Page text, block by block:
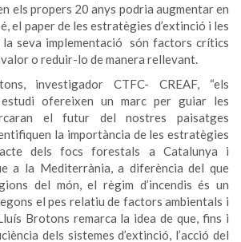
els propers 20 anys podria augmentar en
el paper de les estratègies d’extinció i les
la seva implementació són factors crítics
o reduir-lo de manera rellevant.
investigador CTFC- CREAF, “els
estudi ofereixen un marc per guiar les
el futur del nostres paisatges
la importància de les estratègies
dels focs forestals a Catalunya i
a la Mediterrània, a diferència del que
del món, el règim d’incendis és un
el pes relatiu de factors ambientals i
Brotons remarca la idea de que, fins i
dels sistemes d’extinció, l’acció del